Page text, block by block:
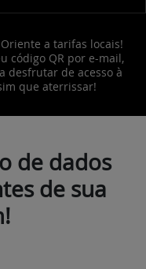
a tarifas locais!
código QR por e-mail,
desfrutar de acesso à
que aterrissar!
de dados
de sua